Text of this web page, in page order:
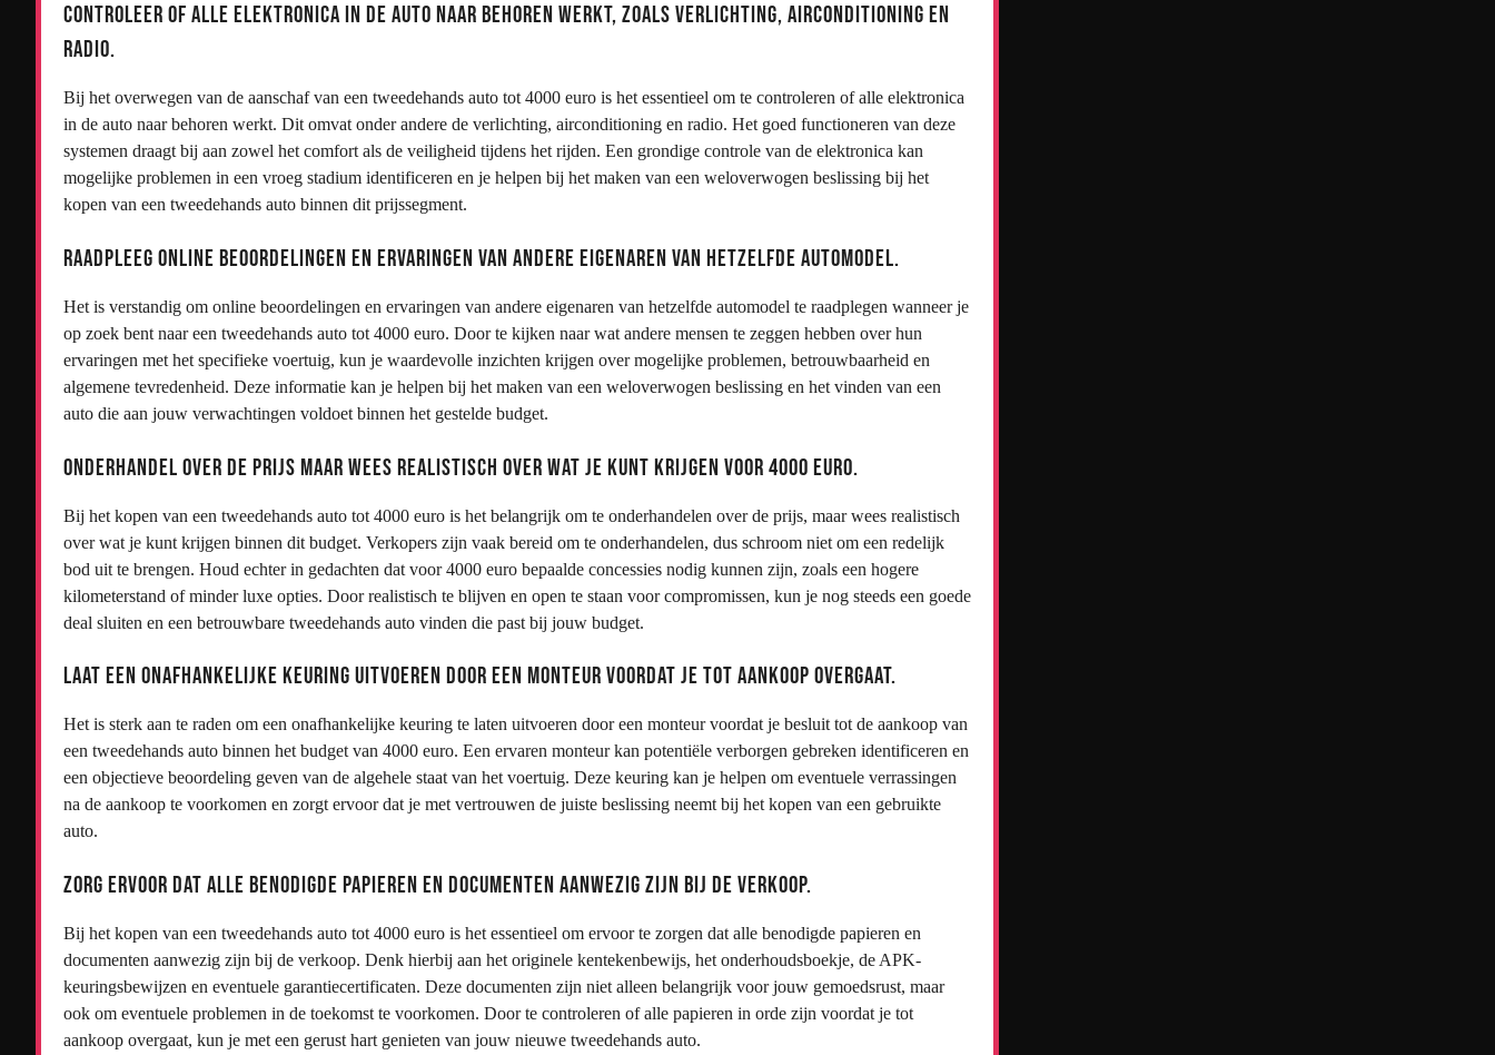
Controleer of alle elektronica in de auto naar behoren werkt, zoals verlichting, airconditioning en
radio.
Bij het overwegen van de aanschaf van een tweedehands auto tot 4000 euro is het essentieel om te controleren of alle elektronica
in de auto naar behoren werkt. Dit omvat onder andere de verlichting, airconditioning en radio. Het goed functioneren van deze
systemen draagt bij aan zowel het comfort als de veiligheid tijdens het rijden. Een grondige controle van de elektronica kan
mogelijke problemen in een vroeg stadium identificeren en je helpen bij het maken van een weloverwogen beslissing bij het
kopen van een tweedehands auto binnen dit prijssegment.
Raadpleeg online beoordelingen en ervaringen van andere eigenaren van hetzelfde automodel.
Het is verstandig om online beoordelingen en ervaringen van andere eigenaren van hetzelfde automodel te raadplegen wanneer je
op zoek bent naar een tweedehands auto tot 4000 euro. Door te kijken naar wat andere mensen te zeggen hebben over hun
ervaringen met het specifieke voertuig, kun je waardevolle inzichten krijgen over mogelijke problemen, betrouwbaarheid en
algemene tevredenheid. Deze informatie kan je helpen bij het maken van een weloverwogen beslissing en het vinden van een
auto die aan jouw verwachtingen voldoet binnen het gestelde budget.
Onderhandel over de prijs maar wees realistisch over wat je kunt krijgen voor 4000 euro.
Bij het kopen van een tweedehands auto tot 4000 euro is het belangrijk om te onderhandelen over de prijs, maar wees realistisch
over wat je kunt krijgen binnen dit budget. Verkopers zijn vaak bereid om te onderhandelen, dus schroom niet om een redelijk
bod uit te brengen. Houd echter in gedachten dat voor 4000 euro bepaalde concessies nodig kunnen zijn, zoals een hogere
kilometerstand of minder luxe opties. Door realistisch te blijven en open te staan voor compromissen, kun je nog steeds een goede
deal sluiten en een betrouwbare tweedehands auto vinden die past bij jouw budget.
Laat een onafhankelijke keuring uitvoeren door een monteur voordat je tot aankoop overgaat.
Het is sterk aan te raden om een onafhankelijke keuring te laten uitvoeren door een monteur voordat je besluit tot de aankoop van
een tweedehands auto binnen het budget van 4000 euro. Een ervaren monteur kan potentiële verborgen gebreken identificeren en
een objectieve beoordeling geven van de algehele staat van het voertuig. Deze keuring kan je helpen om eventuele verrassingen
na de aankoop te voorkomen en zorgt ervoor dat je met vertrouwen de juiste beslissing neemt bij het kopen van een gebruikte
auto.
Zorg ervoor dat alle benodigde papieren en documenten aanwezig zijn bij de verkoop.
Bij het kopen van een tweedehands auto tot 4000 euro is het essentieel om ervoor te zorgen dat alle benodigde papieren en
documenten aanwezig zijn bij de verkoop. Denk hierbij aan het originele kentekenbewijs, het onderhoudsboekje, de APK-
keuringsbewijzen en eventuele garantiecertificaten. Deze documenten zijn niet alleen belangrijk voor jouw gemoedsrust, maar
ook om eventuele problemen in de toekomst te voorkomen. Door te controleren of alle papieren in orde zijn voordat je tot
aankoop overgaat, kun je met een gerust hart genieten van jouw nieuwe tweedehands auto.